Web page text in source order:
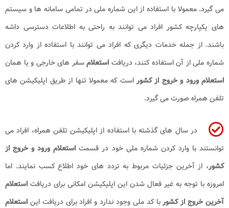
می گیرد. معمولا با استفاده از این شماره ملی در تمامی سامانه ها و سیستم
های یکپارچه کشور افراد می توانند به راحتی به اطلاعات دسترسی داشه
باشند. از جمله خدمات دیگری که افراد می توانند با استفاده از وارد کردن
شماره ملی از آن استفاده کنند، دریافت استعلامسفر های خارجی و یا همان
استعلام ورود و خروج از کشوراست که معمولا تنها از طریق اپلیکیشن های
تلفن همراه صورت می گیرد.
در سال های گذشته با استفاده از اپلیکیشن تلفن همراه، افراد می
توانستند با وارد کردن شماره ملی خود در قسمت استعلام ورود و خروج از
کشور، از آخرین جزئیات مربوط به تردد های خود اطلاع کسب نمایند. اما
امروزه با توجه به غیر فعال شدن این اپلیکیشن امکانی برای دریافت استعلام
آخرین خروج از کشوربا کد ملی وجود ندارد و افراد برای دریافت این استعلام